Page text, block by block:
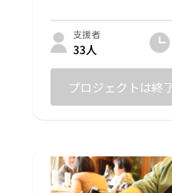
※宅配便でお届けします。
内容量：
スノーボール7個✖️2点
クッキー2枚
アーモンドチュイール2枚
・クッキー
小麦粉、バター、きび砂
支援者
33人
プロジェクトは終